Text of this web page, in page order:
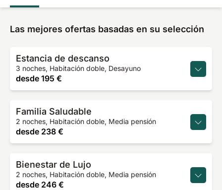
Las mejores ofertas basadas en su selección
Estancia de descanso
3 noches, Habitación doble, Desayuno
desde 195 €
Familia Saludable
2 noches, Habitación doble, Media pensión
desde 238 €
Bienestar de Lujo
2 noches, Habitación doble, Media pensión
desde 246 €